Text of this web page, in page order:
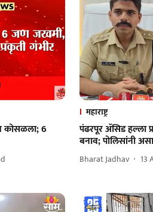
कोसळला; 6
महाराष्ट्र
पंढरपूर ॲसिड हल्ला
बनाव; पोलिसांनी
Bharat Jadhav 13